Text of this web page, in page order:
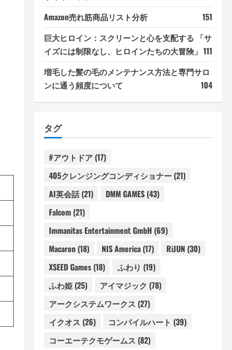
Amazon売れ筋商品リスト分析
151
巨大ヒロイン：スクリーンと心を支配する 「サ
イズには制限なし、ヒロインたちの大冒険」 111
増毛した髪の毛のメンテナンス方法と専門サロ
ンに通う頻度について
104
タグ
#アウトドア(17)
405クレンジングコンディショナー(21)
AI英会話(21) DMM GAMES(43)
Falcom(21)
Immanitas Entertainment GmbH (69)
Macaron(18) NIS America(17) RiJUN (30)
XSEED Games(18) ふわり (19)
ふわ姫(25) アイマジック (78)
アークシステムワークス (27)
イクオス (26) コンパイルハート (39)
コーエーテクモゲームス (82)